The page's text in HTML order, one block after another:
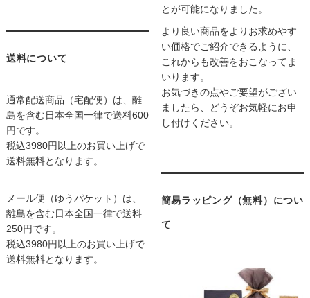
送料について
通常配送商品（宅配便）は、離
島を含む日本全国一律で送料600
円です。
税込3980円以上のお買い上げで
送料無料となります。
メール便（ゆうパケット）は、
離島を含む日本全国一律で送料
250円です。
税込3980円以上のお買い上げで
送料無料となります。
とが可能になりました。
より良い商品をよりお求めやす
い価格でご紹介できるように、
これからも改善をおこなってま
いります。
お気づきの点やご要望がござい
ましたら、どうぞお気軽にお申
し付けください。
簡易ラッピング（無料）につい
て